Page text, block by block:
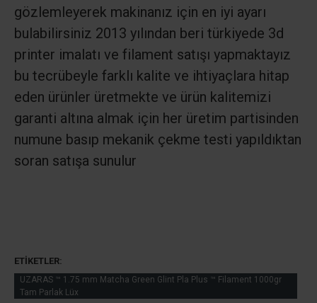
gözlemleyerek makinanız için en iyi ayarı
bulabilirsiniz 2013 yılından beri türkiyede 3d
printer imalatı ve filament satışı yapmaktayız
bu tecrübeyle farklı kalite ve ihtiyaçlara hitap
eden ürünler üretmekte ve ürün kalitemizi
garanti altına almak için her üretim partisinden
numune basıp mekanik çekme testi yapıldıktan
soran satışa sunulur
ETIKETLER:
UZARAS ™ 1.75 mm Matcha Green Glint Pla Plus ™ Filament 1000gr
Tam Parlak Lüx